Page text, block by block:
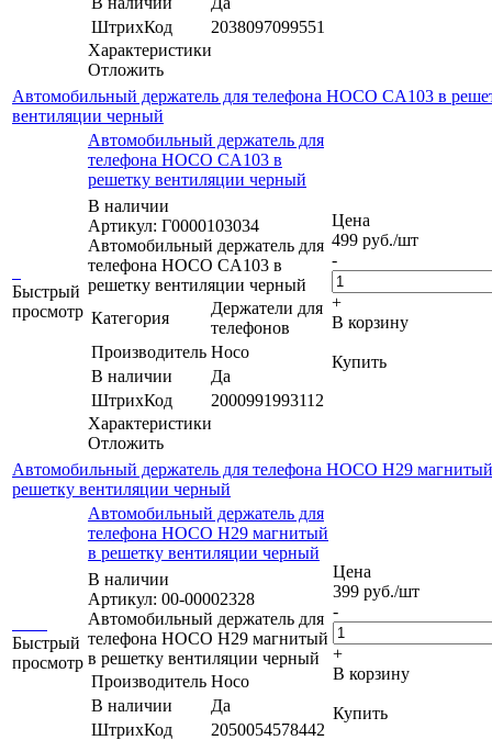
ШтрихКод
2038097099551
Характеристики
Отложить
Автомобильный держатель для телефона HOCO CA103 в
вентиляции черный
Быстрый
просмотр
Автомобильный держатель для
телефона HOCO CA103 в
решетку вентиляции черный
В наличии
Артикул: Г0000103034
Автомобильный держатель для
телефона HOCO CA103 в
решетку вентиляции черный
Категория
Держатели для
телефонов
Производитель Hoco
В наличии
Да
ШтрихКод
2000991993112
Характеристики
Отложить
Цена
499 руб./шт
-
+
В корзину
Купить
Автомобильный держатель для телефона HOCO H29
решетку вентиляции черный
Быстрый
просмотр
Автомобильный держатель для
телефона HOCO H29 магнитый
в решетку вентиляции черный
В наличии
Артикул: 00-00002328
Автомобильный держатель для
телефона HOCO H29 магнитый
в решетку вентиляции черный
Производитель Hoco
В наличии
Да
ШтрихКод
2050054578442
Цена
399 руб./шт
-
+
В корзину
Купить